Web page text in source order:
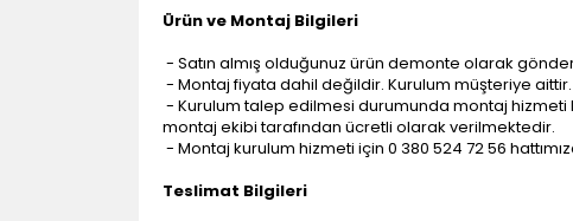
Ürün ve Montaj Bilgileri
- Satın almış olduğunuz ürün demonte olarak
- Montaj fiyata dahil değildir. Kurulum müşteriye aittir.
- Kurulum talep edilmesi durumunda montaj hizmeti
montaj ekibi tarafından ücretli olarak verilmektedir.
- Montaj kurulum hizmeti için 0 380 524 72 56
Teslimat Bilgileri